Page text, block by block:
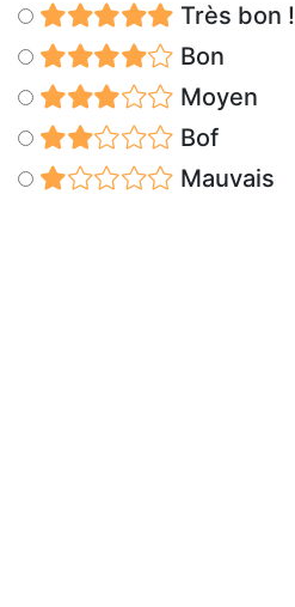
Très bon !
Bon
Moyen
Bof
Mauvais